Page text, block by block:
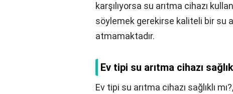
karşılıyorsa su arıtma cihazı
söylemek gerekirse kaliteli bir su
atmamaktadır.
Ev tipi su arıtma cihazı
Ev tipi su arıtma cihazı sağlıklı mı?,